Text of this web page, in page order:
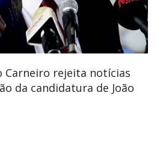
Carneiro rejeita notícias
da candidatura de João